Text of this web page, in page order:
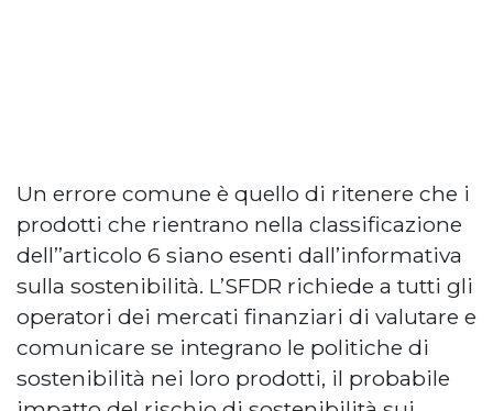
Un errore comune è quello di ritenere che i
prodotti che rientrano nella classificazione
dell’’articolo 6 siano esenti dall’informativa
sulla sostenibilità. L’SFDR richiede a tutti gli
operatori dei mercati finanziari di valutare e
comunicare se integrano le politiche di
sostenibilità nei loro prodotti, il probabile